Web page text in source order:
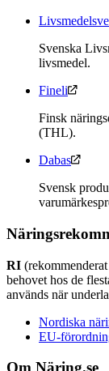
Svenska
livsmedel.
Fineli
Finsk
(THL).
Dabas
Svensk
RI
behovet hos de
används när
Nordiska
EU-